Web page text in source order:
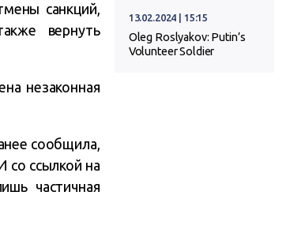
санкций,
вернуть
незаконная
сообщила,
со ссылкой на
частичная
13.02.2024 | 15:15
Oleg Roslyakov: Putin’s
Volunteer Soldier